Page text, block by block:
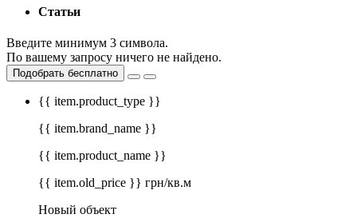
Статьи
Введите минимум 3 символа.
По вашему запросу ничего не найдено.
Подобрать бесплатно
{{ item.product_type }}
{{ item.brand_name }}
{{ item.product_name }}
{{ item.old_price }} грн/кв.м
Новый объект